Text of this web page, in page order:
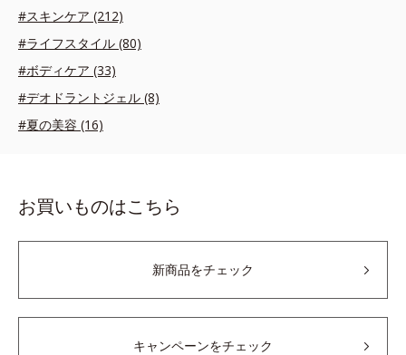
#スキンケア (212)
#ライフスタイル (80)
#ボディケア (33)
#デオドラントジェル (8)
#夏の美容 (16)
お買いものはこちら
新商品をチェック
キャンペーンをチェック